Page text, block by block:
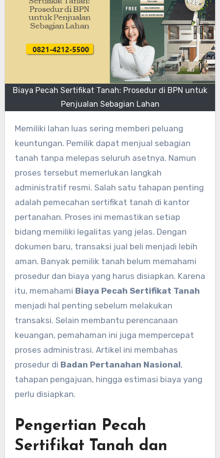
Biaya Pecah Sertifikat Tanah: Prosedur di BPN untuk
Penjualan Sebagian Lahan
Memiliki lahan luas sering memberi peluang
keuntungan. Pemilik dapat menjual sebagian
tanah tanpa melepas seluruh asetnya. Namun
proses tersebut memerlukan langkah
administratif resmi. Salah satu tahapan penting
adalah pemecahan sertifikat tanah di kantor
pertanahan. Proses ini memastikan setiap
bidang memiliki legalitas yang jelas. Dengan
dokumen baru, transaksi jual beli menjadi lebih
aman. Banyak pemilik tanah belum memahami
prosedur dan biaya yang harus disiapkan. Karena
itu, memahami Biaya Pecah Sertifikat Tanah
menjadi hal penting sebelum melakukan
transaksi. Selain membantu perencanaan
keuangan, pemahaman ini juga mempercepat
proses administrasi. Artikel ini membahas
prosedur di Badan Pertanahan Nasional,
tahapan pengajuan, hingga estimasi biaya yang
perlu disiapkan.
Pengertian Pecah
Sertifikat Tanah dan